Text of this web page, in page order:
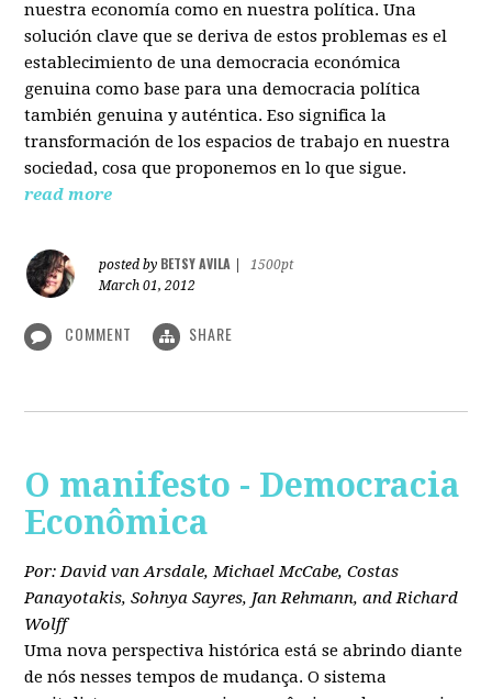
nuestra economía como en nuestra política. Una
solución clave que se deriva de estos problemas es el
establecimiento de una democracia económica
genuina como base para una democracia política
también genuina y auténtica. Eso significa la
transformación de los espacios de trabajo en nuestra
sociedad, cosa que proponemos en lo que sigue.
read more
posted by BETSY AVILA
1500pt
March 01, 2012
COMMENT SHARE
O manifesto - Democracia
Econômica
Por: David van Arsdale, Michael McCabe, Costas
Panayotakis, Sohnya Sayres, Jan Rehmann, and Richard
Wolff
Uma nova perspectiva histórica está se abrindo diante
de nós nesses tempos de mudança. O sistema